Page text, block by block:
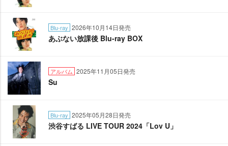
Blu-ray 2026年10月14日発売
あぶない放課後 Blu-ray BOX
アルバム 2025年11月05日発売
Su
Blu-ray 2025年05月28日発売
渋谷すばる LIVE TOUR 2024「Lov U」